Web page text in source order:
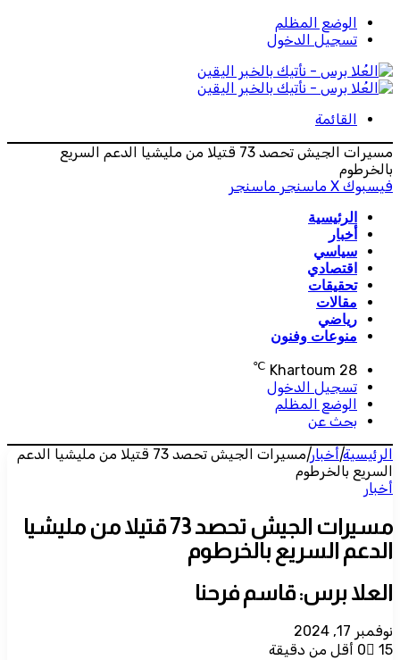
الوضع المظلم
تسجيل الدخول
القائمة
مسيرات الجيش تحصد 73 قتيلا من مليشيا الدعم السريع
بالخرطوم
فيسبوك ‫X ماسنجر ماسنجر
الرئيسية
أخبار
سياسي
اقتصادي
تحقيقات
مقالات
رياضي
منوعات وفنون
Khartoum 28
℃
تسجيل الدخول
الوضع المظلم
بحث عن
الرئيسية|أخبار|
مسيرات الجيش تحصد 73 قتيلا من مليشيا الدعم
السريع بالخرطوم
أخبار
مسيرات الجيش تحصد 73 قتيلا من مليشيا
الدعم السريع بالخرطوم
العلا برس: قاسم فرحنا
نوفمبر 17, 2024
0
15 أقل من دقيقة